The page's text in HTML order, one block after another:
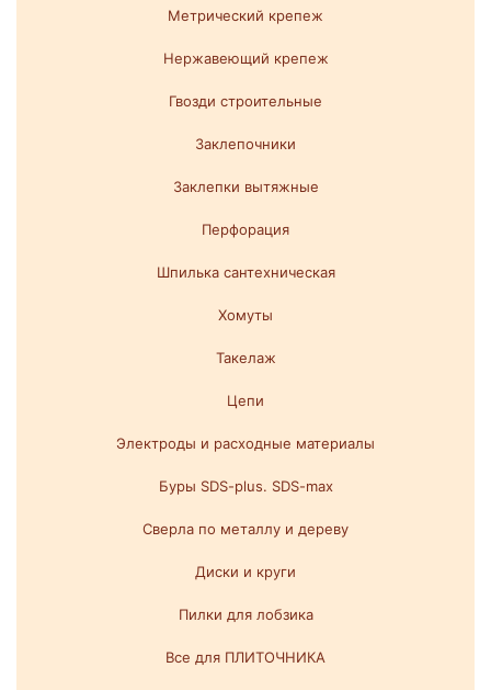
Метрический крепеж
Нержавеющий крепеж
Гвозди строительные
Заклепочники
Заклепки вытяжные
Перфорация
Шпилька сантехническая
Хомуты
Такелаж
Цепи
Электроды и расходные материалы
Буры SDS-plus. SDS-max
Сверла по металлу и дереву
Диски и круги
Пилки для лобзика
Все для ПЛИТОЧНИКА